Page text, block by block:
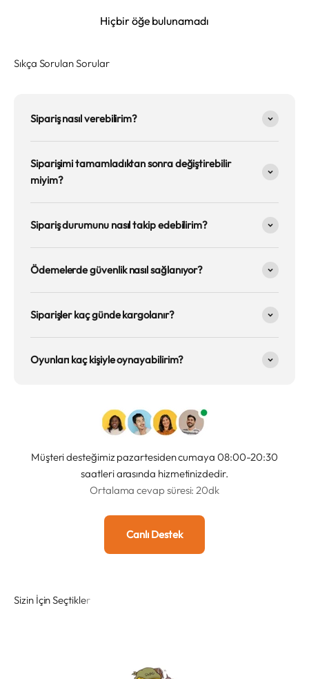
Hiçbir öğe bulunamadı
Sıkça Sorulan Sorular
Sipariş nasıl verebilirim?
Siparişimi tamamladıktan sonra değiştirebilir
miyim?
Sipariş durumunu nasıl takip edebilirim?
Ödemelerde güvenlik nasıl sağlanıyor?
Siparişler kaç günde kargolanır?
Oyunları kaç kişiyle oynayabilirim?
Müşteri desteğimiz pazartesiden cumaya 08:00-20:30
saatleri arasında hizmetinizdedir.
Ortalama cevap süresi: 20dk
Canlı Destek